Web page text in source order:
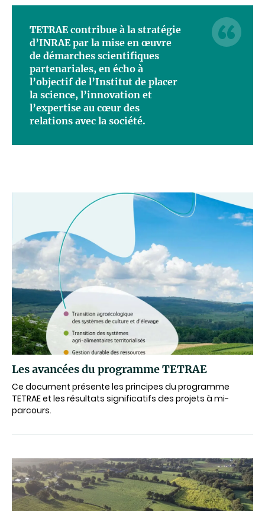
TETRAE contribue à la stratégie
d’INRAE par la mise en œuvre
de démarches scientifiques
partenariales, en écho à
l’objectif de l’Institut de placer
la science, l’innovation et
l’expertise au cœur des
relations avec la société.
Les avancées du programme TETRAE
Ce document présente les principes du programme
TETRAE et les résultats significatifs des projets à mi-
parcours.